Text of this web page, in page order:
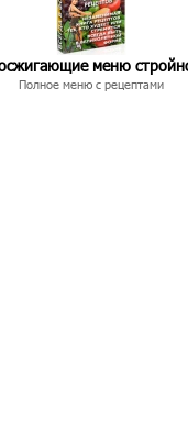
меню
Полное меню с рецептами